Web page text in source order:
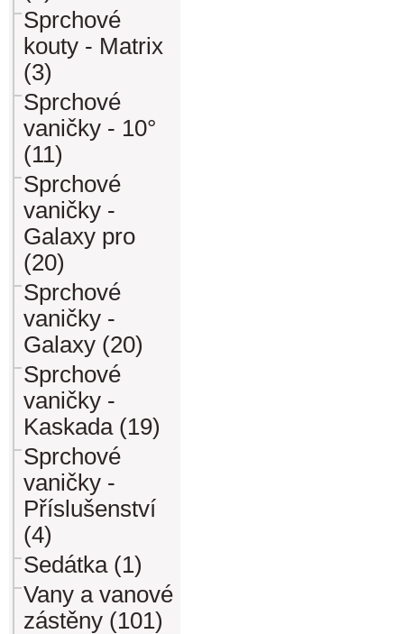
Sprchové
kouty - Matrix
(3)
Sprchové
vaničky - 10°
(11)
Sprchové
vaničky -
Galaxy pro
(20)
Sprchové
vaničky -
Galaxy (20)
Sprchové
vaničky -
Kaskada (19)
Sprchové
vaničky -
Příslušenství
(4)
Sedátka (1)
Vany a vanové
zástěny (101)